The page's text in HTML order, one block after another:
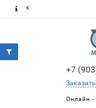
+7
Онлайн -